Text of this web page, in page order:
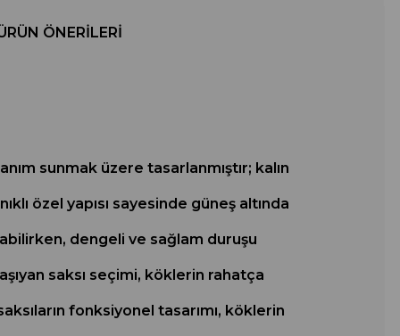
ÖNERILERI
sunmak üzere tasarlanmıştır; kalın
özel yapısı sayesinde güneş altında
dengeli ve sağlam duruşu
saksı seçimi, köklerin rahatça
fonksiyonel tasarımı, köklerin